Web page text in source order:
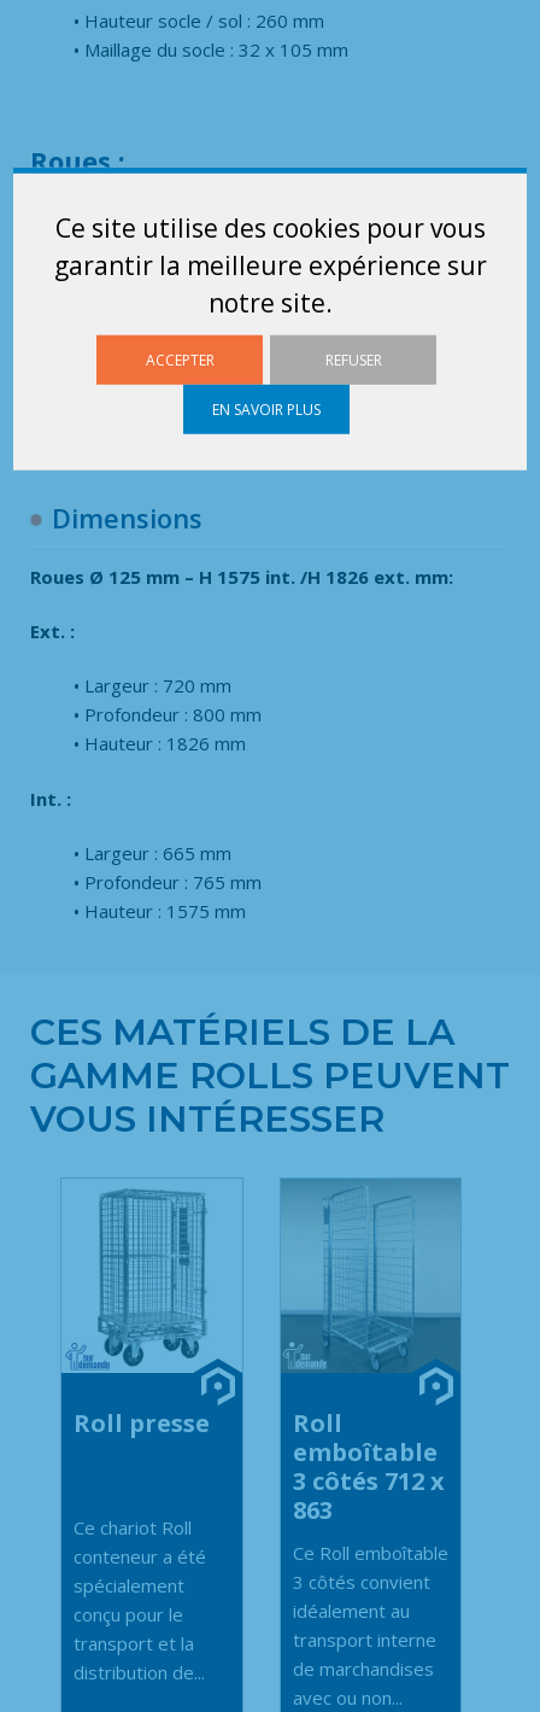
Ce site utilise des cookies pour vous
garantir la meilleure expérience sur
notre site.
ACCEPTER REFUSER
EN SAVOIR PLUS
Hauteur socle / sol : 260 mm
Maillage du socle : 32 x 105 mm
Roues :
Matière roues : caoutchouc bleu – Dureté 65 shore
Diamètre roues : Ø 125 mm
Plaques / Porte-étiquettes :
Dim. sup. de plaque d’identification : 100 x 160 mm
Dimensions
Roues Ø 125 mm – H 1575 int. /H 1826 ext. mm:
Ext. :
Largeur : 720 mm
Profondeur : 800 mm
Hauteur : 1826 mm
Int. :
Largeur : 665 mm
Profondeur : 765 mm
Hauteur : 1575 mm
CES MATÉRIELS DE LA
GAMME ROLLS PEUVENT
VOUS INTÉRESSER
Roll presse
Ce chariot Roll
conteneur a été
spécialement
conçu pour le
transport et la
distribution de...
Roll
emboîtable
3 côtés 712 x
863
Ce Roll emboîtable
3 côtés convient
idéalement au
transport interne
de marchandises
avec ou non...